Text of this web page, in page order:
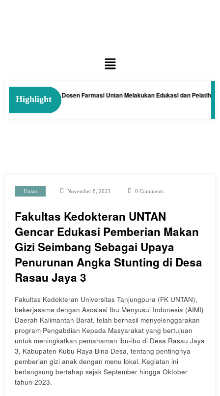
Highlight
Kelakai: Tim Dosen Farmasi Untan Melakukan Edukasi dan Pelatihan
Untan November 8, 2023 0 Comments
Fakultas Kedokteran UNTAN
Gencar Edukasi Pemberian Makan
Gizi Seimbang Sebagai Upaya
Penurunan Angka Stunting di Desa
Rasau Jaya 3
Fakultas Kedokteran Universitas Tanjungpura (FK UNTAN),
bekerjasama dengan Asosiasi Ibu Menyusui Indonesia (AIMI)
Daerah Kalimantan Barat, telah berhasil menyelenggarakan
program Pengabdian Kepada Masyarakat yang bertujuan
untuk meningkatkan pemahaman ibu-ibu di Desa Rasau Jaya
3, Kabupaten Kubu Raya Bina Desa, tentang pentingnya
pemberian gizi anak dengan menu lokal. Kegiatan ini
berlangsung bertahap sejak September hingga Oktober
tahun 2023.